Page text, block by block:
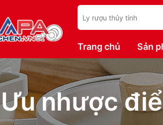
Trang chủ Sản
Ưu nhược